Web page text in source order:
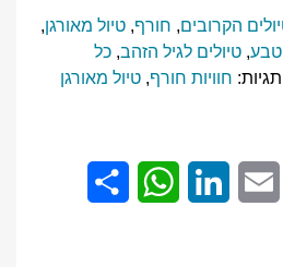
הקרובים, חורף, טיול מאורגן,
טבע, טיולים לגיל הזהב, כל
תגיות: חוויות חורף, טיול מאורגן
Pinterest
Email
LinkedIn
WhatsApp